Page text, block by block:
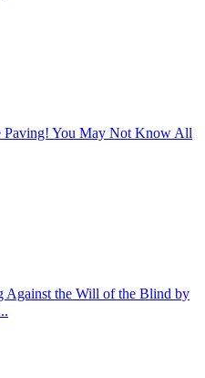
Paving! You May Not Know All
Against the Will of the Blind by